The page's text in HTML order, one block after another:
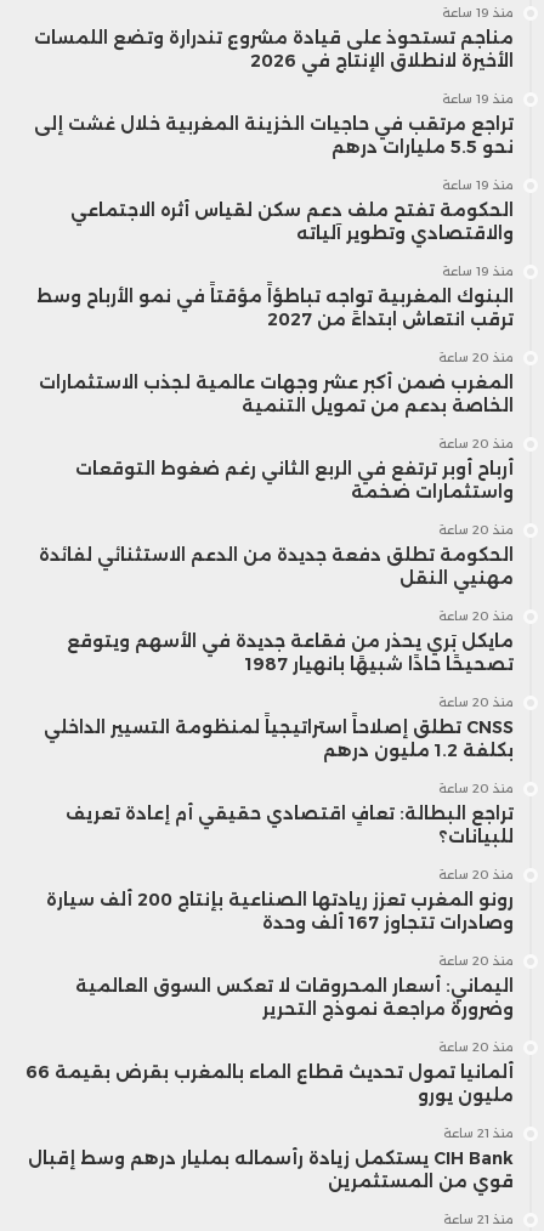
منذ 19 ساعة
مناجم تستحوذ على قيادة مشروع تندرارة وتضع اللمسات
الأخيرة لانطلاق الإنتاج في 2026
منذ 19 ساعة
تراجع مرتقب في حاجيات الخزينة المغربية خلال غشت إلى
نحو 5.5 مليارات درهم
منذ 19 ساعة
الحكومة تفتح ملف دعم سكن لقياس أثره الاجتماعي
والاقتصادي وتطوير آلياته
منذ 19 ساعة
البنوك المغربية تواجه تباطؤاً مؤقتاً في نمو الأرباح وسط
ترقب انتعاش ابتداءً من 2027
منذ 20 ساعة
المغرب ضمن أكبر عشر وجهات عالمية لجذب الاستثمارات
الخاصة بدعم من تمويل التنمية
منذ 20 ساعة
أرباح أوبر ترتفع في الربع الثاني رغم ضغوط التوقعات
واستثمارات ضخمة
منذ 20 ساعة
الحكومة تطلق دفعة جديدة من الدعم الاستثنائي لفائدة
مهنيي النقل
منذ 20 ساعة
مايكل بَري يحذر من فقاعة جديدة في الأسهم ويتوقع
تصحيحًا حادًا شبيهًا بانهيار 1987
منذ 20 ساعة
CNSS تطلق إصلاحاً استراتيجياً لمنظومة التسيير الداخلي
بكلفة 1.2 مليون درهم
منذ 20 ساعة
تراجع البطالة: تعافٍ اقتصادي حقيقي أم إعادة تعريف
للبيانات؟
منذ 20 ساعة
رونو المغرب تعزز ريادتها الصناعية بإنتاج 200 ألف سيارة
وصادرات تتجاوز 167 ألف وحدة
منذ 20 ساعة
اليماني: أسعار المحروقات لا تعكس السوق العالمية
وضرورة مراجعة نموذج التحرير
منذ 20 ساعة
ألمانيا تمول تحديث قطاع الماء بالمغرب بقرض بقيمة 66
مليون يورو
منذ 21 ساعة
CIH Bank يستكمل زيادة رأسماله بمليار درهم وسط إقبال
قوي من المستثمرين
منذ 21 ساعة